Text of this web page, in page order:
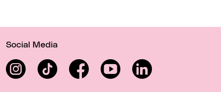
06.08.2026, 20 bis 21:15 Uhr
Mariendom